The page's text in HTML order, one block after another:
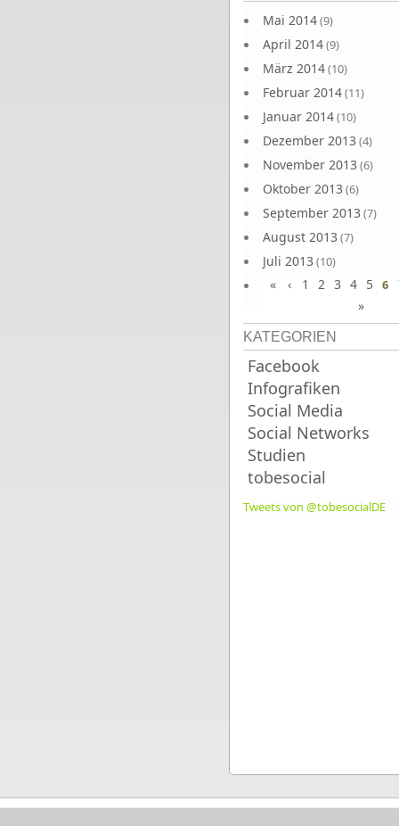
Mai 2014(9)
April 2014(9)
März 2014(10)
Februar 2014(11)
Januar 2014(10)
Dezember 2013 (4)
November 2013 (6)
Oktober 2013 (6)
September 2013 (7)
August 2013 (7)
Juli 2013 (10)
Juni 2013(10)
« ‹ 1 2 3 4 5 6
»
KATEGORIEN
Facebook
Infografiken
Social Media
Social Networks
Studien
tobesocial
Tweets von @tobesocialDE